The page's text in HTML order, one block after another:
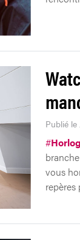
Publié le
#
vous
repères